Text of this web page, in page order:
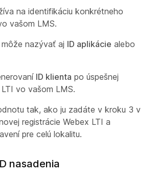
na identifikáciu konkrétneho
vašom LMS.
nazývať aj ID aplikácie alebo
ID klienta po úspešnej
vo vašom LMS.
tak, ako ju zadáte v kroku 3 v
registrácie Webex LTI a
pre celú lokalitu.
nasadenia